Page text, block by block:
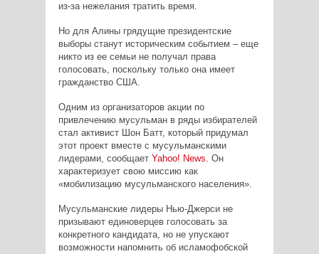
из-за нежелания тратить время.
Но для Алины грядущие президентские
выборы станут историческим событием – еще
никто из ее семьи не получал права
голосовать, поскольку только она имеет
гражданство США.
Одним из организаторов акции по
привлечению мусульман в ряды избирателей
стал активист Шон Батт, который придумал
этот проект вместе с мусульманскими
лидерами, сообщает Yahoo! News. Он
характеризует свою миссию как
«мобилизацию мусульманского населения».
Мусульманские лидеры Нью-Джерси не
призывают единоверцев голосовать за
конкретного кандидата, но не упускают
возможности напомнить об исламофобской